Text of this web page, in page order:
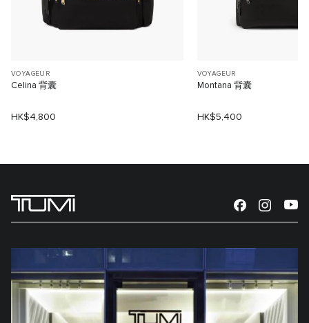
VOYAGEUR
Celina 背囊
HK$4,800
VOYAGEUR
Montana 背囊
HK$5,400